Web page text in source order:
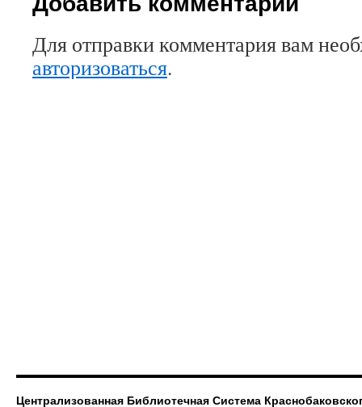
Для отправки комментария вам
авторизоваться.
Централизованная Библиотечная Система